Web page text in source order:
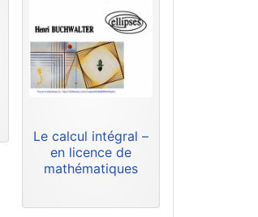
Le calcul intégral –
en licence de
mathématiques